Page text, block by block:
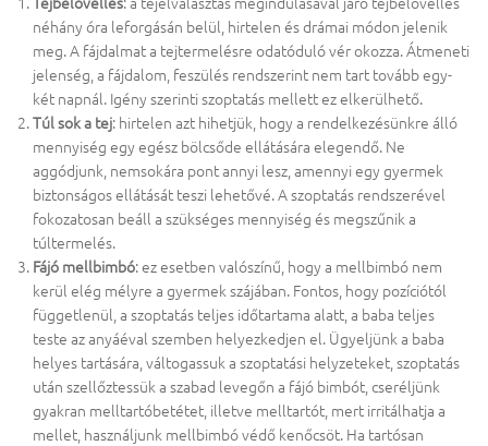
Tejbelövellés: a tejelválasztás megindulásával járó tejbelövellés
néhány óra leforgásán belül, hirtelen és drámai módon jelenik
meg. A fájdalmat a tejtermelésre odatóduló vér okozza. Átmeneti
jelenség, a fájdalom, feszülés rendszerint nem tart tovább egy-
két napnál. Igény szerinti szoptatás mellett ez elkerülhető.
Túl sok a tej: hirtelen azt hihetjük, hogy a rendelkezésünkre álló
mennyiség egy egész bölcsőde ellátására elegendő. Ne
aggódjunk, nemsokára pont annyi lesz, amennyi egy gyermek
biztonságos ellátását teszi lehetővé. A szoptatás rendszerével
fokozatosan beáll a szükséges mennyiség és megszűnik a
túltermelés.
Fájó mellbimbó: ez esetben valószínű, hogy a mellbimbó nem
kerül elég mélyre a gyermek szájában. Fontos, hogy pozíciótól
függetlenül, a szoptatás teljes időtartama alatt, a baba teljes
teste az anyáéval szemben helyezkedjen el. Ügyeljünk a baba
helyes tartására, váltogassuk a szoptatási helyzeteket, szoptatás
után szellőztessük a szabad levegőn a fájó bimbót, cseréljünk
gyakran melltartóbetétet, illetve melltartót, mert irritálhatja a
mellet, használjunk mellbimbó védő kenőcsöt. Ha tartósan